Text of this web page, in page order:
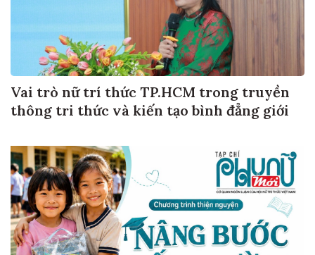
Vai trò nữ trí thức TP.HCM trong truyền
thông tri thức và kiến tạo bình đẳng giới